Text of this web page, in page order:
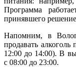
Программа
принявшего
Напомним, в
продавать алкоголь
12:00 до 14:00). В
с 08:00 до 23:00.